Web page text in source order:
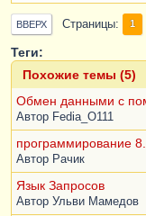
ВВЕРХ Страницы 1
Теги:
Похожие темы (5)
Обмен данными с
Автор Fedia_O111
программирование
Автор Рачик
Язык Запросов
Автор Ульви Мамедов